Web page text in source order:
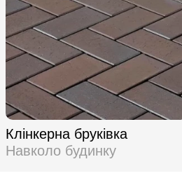
Клінкерна бруківка
Навколо будинку